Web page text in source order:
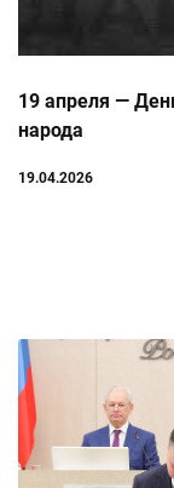
19 апреля —
народа
19.04.2026